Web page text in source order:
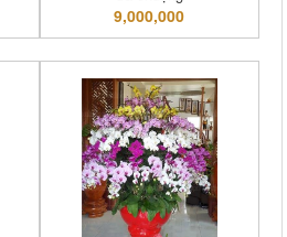
9,000,000